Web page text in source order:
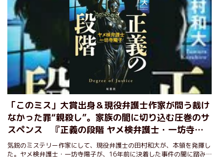
「このミス」大賞出身＆現役弁護士作家が問う裁け
なかった罪“親殺し”。家族の闇に切り込む圧巻のサ
スペンス 『正義の段階 ヤメ検弁護士・一坊寺陽
子』田村和大
気鋭のミステリー作家にして、現役弁護士の田村和大が、本領を発揮し
た。ヤメ検弁護士・一坊寺陽子が、16年前に決着した事件の闇に踏み